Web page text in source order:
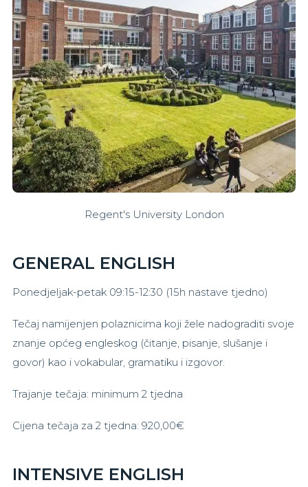
Regent's University London
GENERAL ENGLISH
Ponedjeljak-petak 09:15-12:30 (15h nastave tjedno)
Tečaj namijenjen polaznicima koji žele nadograditi svoje
znanje općeg engleskog (čitanje, pisanje, slušanje i
govor) kao i vokabular, gramatiku i izgovor.
Trajanje tečaja: minimum 2 tjedna
Cijena tečaja za 2 tjedna: 920,00€
INTENSIVE ENGLISH